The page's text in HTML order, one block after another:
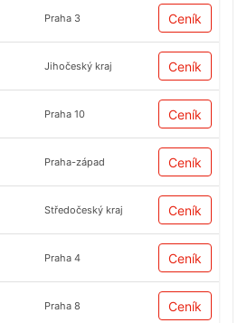
Praha 3 Ceník
Jihočeský kraj Ceník
Praha 10 Ceník
Praha-západ Ceník
Středočeský kraj Ceník
Praha 4 Ceník
Praha 8 Ceník